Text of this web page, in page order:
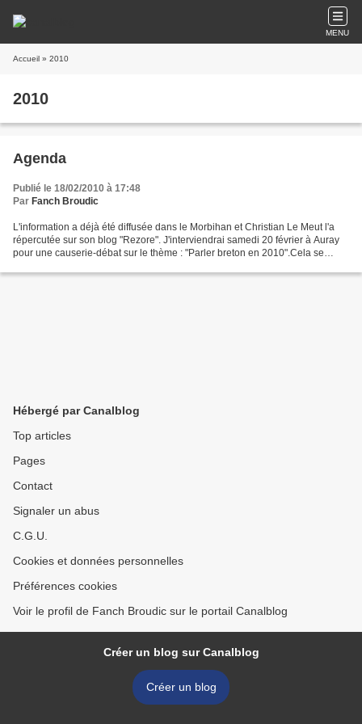
MENU
Accueil » 2010
2010
Agenda
Publié le 18/02/2010 à 17:48
Par Fanch Broudic
L'information a déjà été diffusée dans le Morbihan et Christian Le Meut l'a
répercutée sur son blog "Rezore". J'interviendrai samedi 20 février à Auray
pour une causerie-débat sur le thème : "Parler breton en 2010".Cela se
Hébergé par Canalblog
Top articles
Pages
Contact
Signaler un abus
C.G.U.
Cookies et données personnelles
Préférences cookies
Voir le profil de Fanch Broudic sur le portail Canalblog
Créer un blog sur Canalblog
Créer un blog